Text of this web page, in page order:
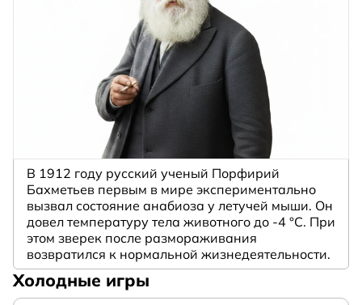
В 1912 году русский ученый Порфирий
Бахметьев первым в мире экспериментально
вызвал состояние анабиоза у летучей мыши. Он
довел температуру тела животного до -4 °C. При
этом зверек после размораживания
возвратился к нормальной жизнедеятельности.
Холодные игры